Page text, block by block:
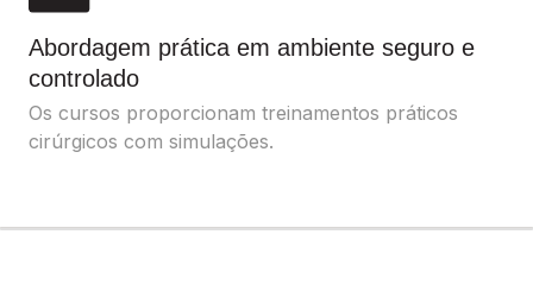
Abordagem prática em ambiente seguro e
controlado
Os cursos proporcionam treinamentos práticos
cirúrgicos com simulações.